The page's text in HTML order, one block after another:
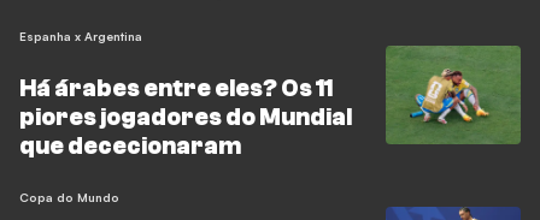
Espanha x Argentina
Há árabes entre eles? Os 11
piores jogadores do Mundial
que dececionaram
Copa do Mundo